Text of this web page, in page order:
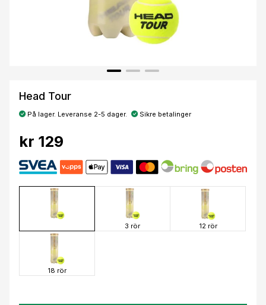
Head Tour
På lager. Leveranse 2-5 dager. Sikre betalinger
kr 129
3 rör 12 rör
18 rör